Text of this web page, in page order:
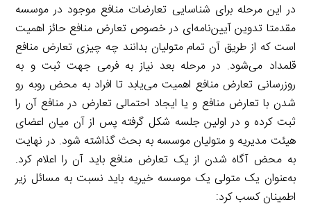
در این مرحله برای شناسایی تعارضات منافع موجود در موسسه
مقدمتا تدوین آیین‌نامه‌ای در خصوص تعارض منافع حائز اهمیت
است که از طریق آن تمام متولیان بدانند چه چیزی تعارض منافع
قلمداد می‌شود. در مرحله بعد نیاز به فرمی جهت ثبت و به
روزرسانی تعارض منافع اهمیت می‌یابد تا افراد به محض روبه رو
شدن با تعارض منافع و یا ایجاد احتمالی تعارض در منافع آن را
ثبت کرده و در اولین جلسه شکل گرفته پس از آن میان اعضای
هیئت مدیریه و متولیان موسسه به بحث گذاشته شود. در نهایت
به محض آگاه شدن از یک تعارض منافع باید آن را اعلام کرد.
به‌عنوان یک متولی یک موسسه خیریه باید نسبت به مسائل زیر
اطمینان کسب کرد: